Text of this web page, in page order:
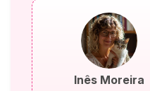
Inês Moreira